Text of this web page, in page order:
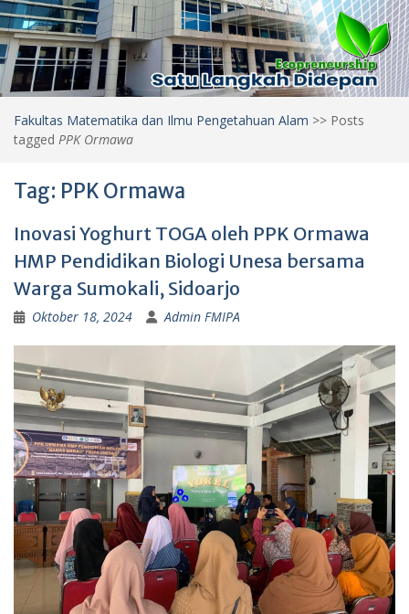
Fakultas Matematika dan Ilmu Pengetahuan Alam >> Posts
tagged PPK Ormawa
Tag: PPK Ormawa
Inovasi Yoghurt TOGA oleh PPK Ormawa
HMP Pendidikan Biologi Unesa bersama
Warga Sumokali, Sidoarjo
Oktober 18, 2024 Admin FMIPA